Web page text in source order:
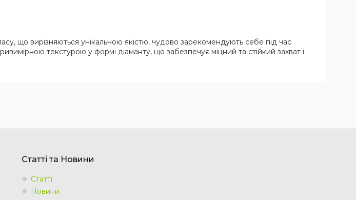
що вирізняються унікальною якістю, чудово зарекомендують себе під час
текстурою у формі діаманту, що забезпечує міцний та стійкий захват і
Статті та Новини
Статті
Новини